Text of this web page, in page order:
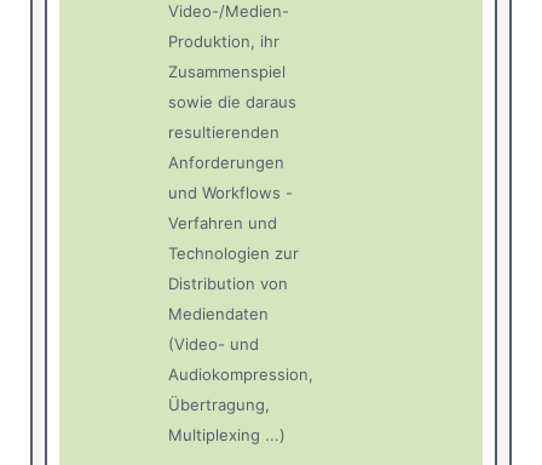
Video-/Medien-
Produktion, ihr
Zusammenspiel
sowie die daraus
resultierenden
Anforderungen
und Workflows -
Verfahren und
Technologien zur
Distribution von
Mediendaten
(Video- und
Audiokompression,
Übertragung,
Multiplexing ...)